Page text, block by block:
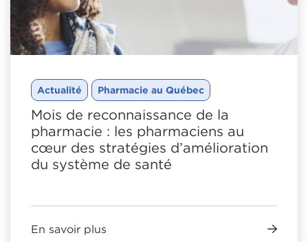
Actualité Pharmacie au Québec
Mois de reconnaissance de la
pharmacie : les pharmaciens au
cœur des stratégies d’amélioration
du système de santé
En savoir plus